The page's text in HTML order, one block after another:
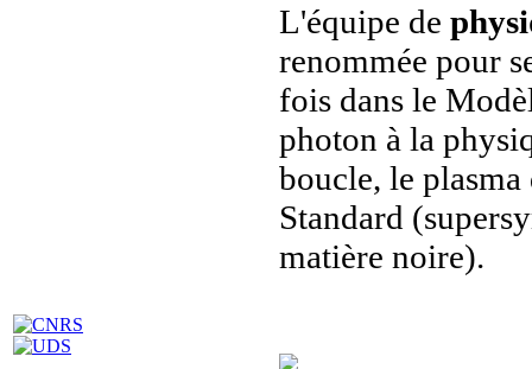
L'équipe de
renommée pour
fois dans le
photon à la
boucle, le
Standard
matière noire).